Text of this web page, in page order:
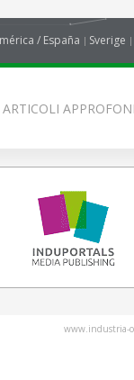
/ España Sverige
ARTICOLI
www.industria-